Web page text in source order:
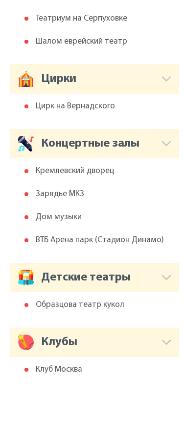
Театриум на Серпуховке
Шалом еврейский театр
Цирки
Цирк на Вернадского
Концертные залы
Кремлевский дворец
Зарядье МКЗ
Дом музыки
ВТБ Арена парк (Cтадион Динамо)
Детские театры
Образцова театр кукол
Клубы
Клуб Москва